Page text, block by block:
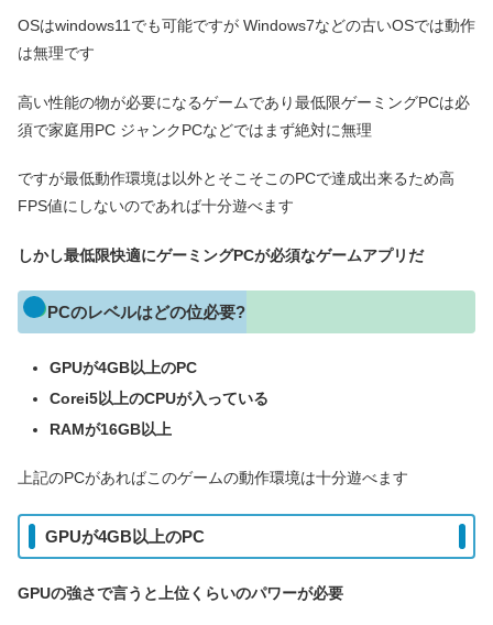
OSはwindows11でも可能ですが Windows7などの古いOSでは動作
は無理です
高い性能の物が必要になるゲームであり最低限ゲーミングPCは必
須で家庭用PC ジャンクPCなどではまず絶対に無理
ですが最低動作環境は以外とそこそこのPCで達成出来るため高
FPS値にしないのであれば十分遊べます
しかし最低限快適にゲーミングPCが必須なゲームアプリだ
PCのレベルはどの位必要?
GPUが4GB以上のPC
Corei5以上のCPUが入っている
RAMが16GB以上
上記のPCがあればこのゲームの動作環境は十分遊べます
GPUが4GB以上のPC
GPUの強さで言うと上位くらいのパワーが必要